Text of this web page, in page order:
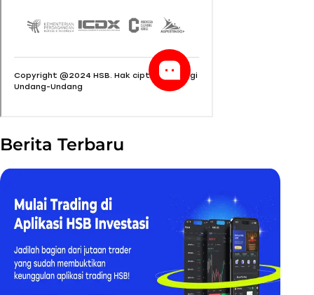
Berita Terbaru